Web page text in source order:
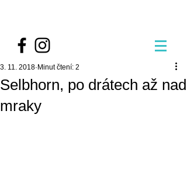
Selbhorn, po drátech až nad
mraky
3. 11. 2018 Minut čtení: 2